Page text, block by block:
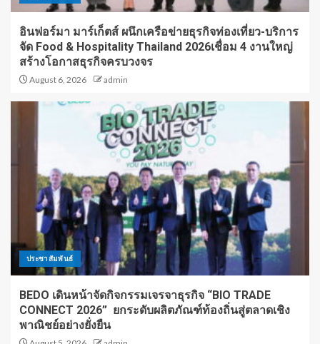
อินฟอร์มา มาร์เก็ตส์ ผนึกเครือข่ายธุรกิจท่องเที่ยว-บริการ
จัด Food & Hospitality Thailand 2026เชื่อม 4 งานใหญ่
สร้างโอกาสธุรกิจครบวงจร
August 6, 2026 admin
ประชาสัมพันธ์
BEDO เดินหน้าจัดกิจกรรมเจรจาธุรกิจ “BIO TRADE
CONNECT 2026” ยกระดับผลิตภัณฑ์ท้องถิ่นสู่ตลาดเชิง
พาณิชย์อย่างยั่งยืน